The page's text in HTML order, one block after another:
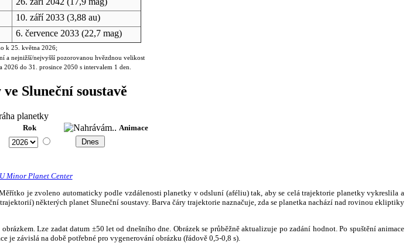
10. září 2033(3,88 au)
6. července 2033(22,7 mag)
k 25. května 2026;
a nejnižší/nejvyšší pozorovanou hvězdnou velikost
do 31. prosince 2050 s intervalem 1 den.
Sluneční soustavě
Rok Animace
Minor Planet Center
je zvoleno automaticky podle vzdálenosti planetky v odsluní (aféliu) tak, aby se celá trajektorie planetky vykreslila a
některých planet Sluneční soustavy. Barva čáry trajektorie naznačuje, zda se planetka nachází nad rovinou ekliptiky
Lze zadat datum ±50 let od dnešního dne. Obrázek se průběžně aktualizuje po zadání hodnot. Po spuštění animace
je závislá na době potřebné pro vygenerování obrázku (řádově 0,5-0,8 s).